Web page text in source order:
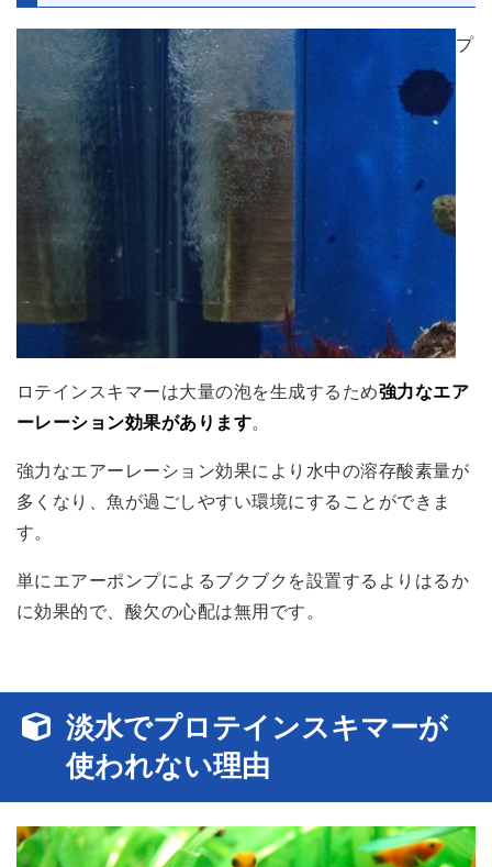
プ
ロテインスキマーは大量の泡を生成するため強力なエア
ーレーション効果があります。
強力なエアーレーション効果により水中の溶存酸素量が
多くなり、魚が過ごしやすい環境にすることができま
す。
単にエアーポンプによるブクブクを設置するよりはるか
に効果的で、酸欠の心配は無用です。
淡水でプロテインスキマーが
使われない理由